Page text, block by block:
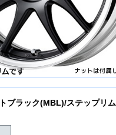
ブラック(MBL)/ステップリム